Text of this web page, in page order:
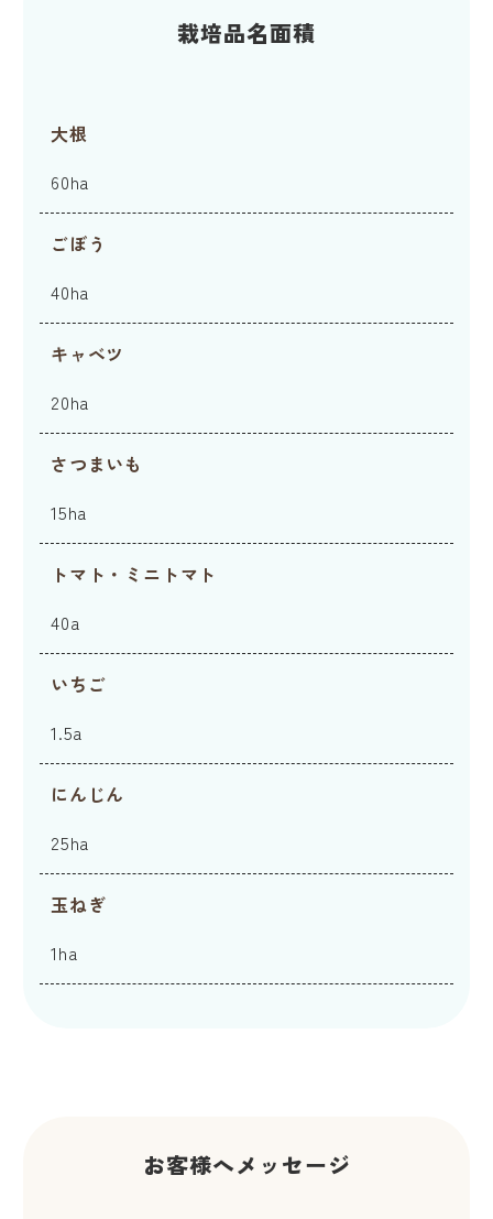
栽培品名面積
大根
60ha
ごぼう
40ha
キャベツ
20ha
さつまいも
15ha
トマト・ミニトマト
40a
いちご
1.5a
にんじん
25ha
玉ねぎ
1ha
お客様へメッセージ